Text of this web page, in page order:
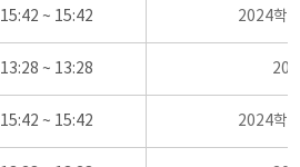
15:42 ~ 15:42 2024학
13:28 ~ 13:28
15:42 ~ 15:42 2024학